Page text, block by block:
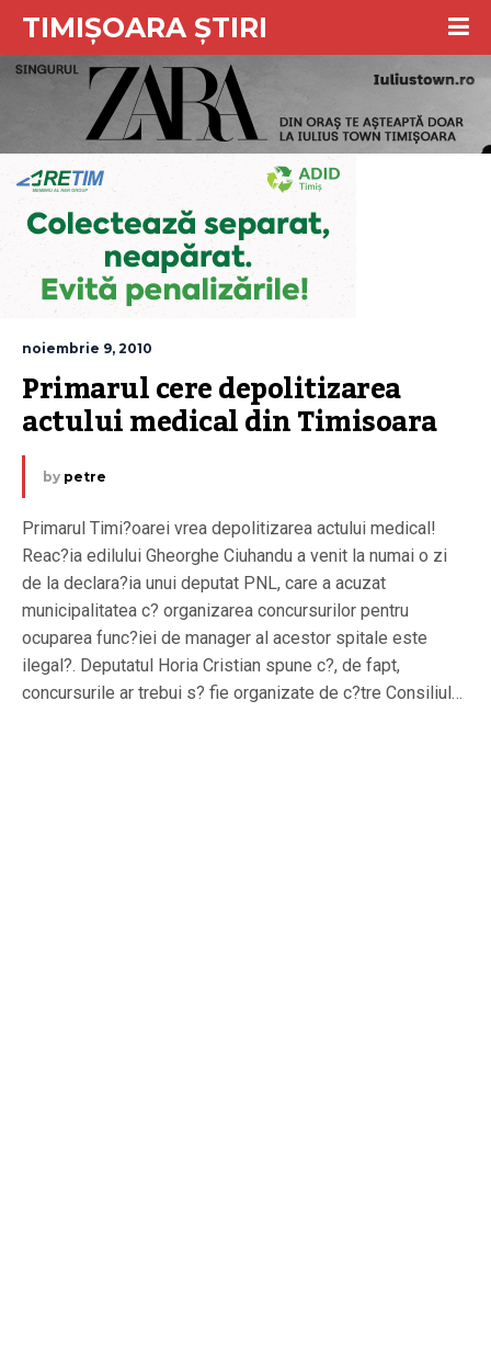
TIMIȘOARA ȘTIRI
noiembrie 9, 2010
Primarul cere depolitizarea
actului medical din Timisoara
by petre
Primarul Timi?oarei vrea depolitizarea actului medical!
Reac?ia edilului Gheorghe Ciuhandu a venit la numai o zi
de la declara?ia unui deputat PNL, care a acuzat
municipalitatea c? organizarea concursurilor pentru
ocuparea func?iei de manager al acestor spitale este
ilegal?. Deputatul Horia Cristian spune c?, de fapt,
concursurile ar trebui s? fie organizate de c?tre Consiliul…